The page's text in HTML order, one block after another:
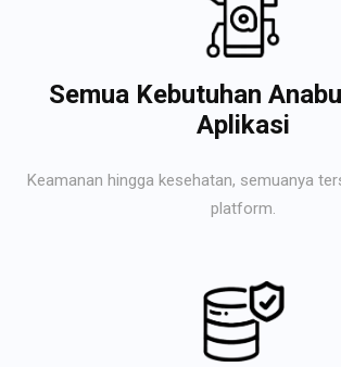
Semua Kebutuhan
Aplikasi
Keamanan hingga kesehatan, semuanya
platform.